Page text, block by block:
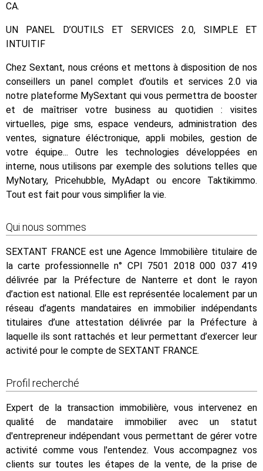
CA.
UN PANEL D’OUTILS ET SERVICES 2.0, SIMPLE ET
INTUITIF
Chez Sextant, nous créons et mettons à disposition de nos
conseillers un panel complet d’outils et services 2.0 via
notre plateforme MySextant qui vous permettra de booster
et de maîtriser votre business au quotidien : visites
virtuelles, pige sms, espace vendeurs, administration des
ventes, signature éléctronique, appli mobiles, gestion de
votre équipe... Outre les technologies développées en
interne, nous utilisons par exemple des solutions telles que
MyNotary, Pricehubble, MyAdapt ou encore Taktikimmo.
Tout est fait pour vous simplifier la vie.
Qui nous sommes
SEXTANT FRANCE est une Agence Immobilière titulaire de
la carte professionnelle n° CPI 7501 2018 000 037 419
délivrée par la Préfecture de Nanterre et dont le rayon
d’action est national. Elle est représentée localement par un
réseau d’agents mandataires en immobilier indépendants
titulaires d’une attestation délivrée par la Préfecture à
laquelle ils sont rattachés et leur permettant d’exercer leur
activité pour le compte de SEXTANT FRANCE.
Profil recherché
Expert de la transaction immobilière, vous intervenez en
qualité de mandataire immobilier avec un statut
d'entrepreneur indépendant vous permettant de gérer votre
activité comme vous l'entendez. Vous accompagnez vos
clients sur toutes les étapes de la vente, de la prise de